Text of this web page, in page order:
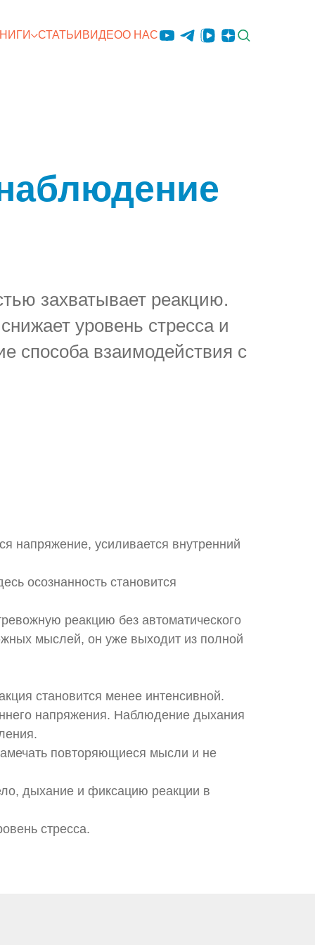
СТАТЬИ ВИДЕОО НАС
захватывает реакцию.
уровень стресса и
способа взаимодействия с
напряжение, усиливается внутренний
осознанность становится
реакцию без автоматического
мыслей, он уже выходит из полной
становится менее интенсивной.
напряжения. Наблюдение дыхания
повторяющиеся мысли и не
дыхание и фиксацию реакции в
стресса.